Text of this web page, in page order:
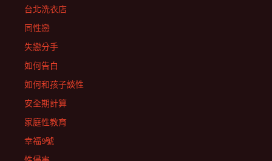
台北洗衣店
同性戀
失戀分手
如何告白
如何和孩子談性
安全期計算
家庭性教育
幸福9號